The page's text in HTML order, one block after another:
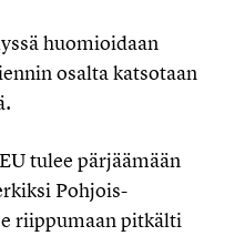
huomioidaan
osalta katsotaan
tulee pärjäämään
Pohjois-
riippumaan pitkälti